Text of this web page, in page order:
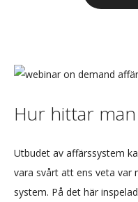
Hur hittar
Utbudet av affärssystem
vara svårt att ens veta
system. På det här